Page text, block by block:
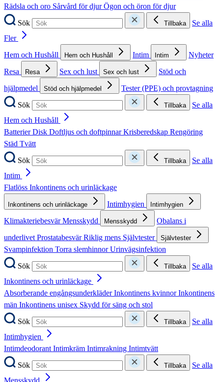
Rädsla och oro Sårvård för djurÖgon och öron för djur
Sök
Tillbaka
Se alla
Fler
Hem och Hushåll
Hem och Hushåll Intim Intim
Nyheter
Resa
Resa Sex och lust Sex och lust
Stöd och
hjälpmedel
Stöd och hjälpmedel
Tester (PPE) och provtagning
Sök
Tillbaka
Se alla
Hem och Hushåll
BatterierDisk Doftljus och doftpinnarKrisberedskap Rengöring
Städ Tvätt
Sök
Tillbaka
Se alla
Intim
Flatlöss Inkontinens och urinläckage
Inkontinens och urinläckage Intimhygien Intimhygien
KlimakteriebesvärMensskydd Mensskydd
Obalans i
underlivetProstatabesvärRiklig mens Självtester Självtester
Svampinfektion Torra slemhinnorUrinvägsinfektion
Sök
Tillbaka
Se alla
Inkontinens och urinläckage
Absorberande engångsunderkläderInkontinens kvinnorInkontinens
män Inkontinens unisex Skydd för säng och stol
Sök
Tillbaka
Se alla
Intimhygien
IntimdeodorantIntimkräm Intimrakning Intimtvätt
Sök
Tillbaka
Se alla